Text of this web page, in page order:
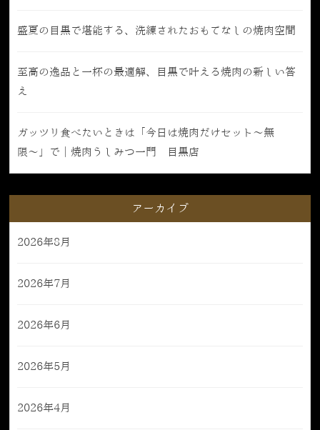
盛夏の目黒で堪能する、洗練されたおもてなしの焼肉空間
至高の逸品と一杯の最適解、目黒で叶える焼肉の新しい答
え
ガッツリ食べたいときは「今日は焼肉だけセット〜無
限〜」で｜焼肉うしみつ一門 目黒店
アーカイブ
2026年8月
2026年7月
2026年6月
2026年5月
2026年4月